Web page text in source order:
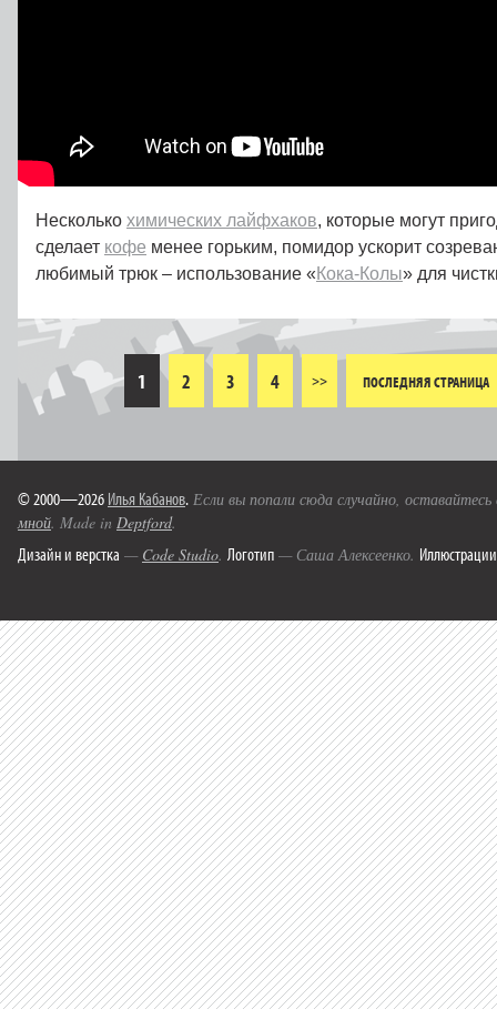
Несколько химических лайфхаков, которые могут
сделает кофе менее горьким, помидор ускорит
любимый трюк – использование « Кока-Колы» для
1 2 3 4 >> ПОСЛЕДНЯЯ СТРАНИЦА
© 2000—2026 Илья Кабанов. Если вы попали сюда случайно,
мной. Made in Deptford.
Дизайн и верстка — Code Studio. Логотип — Саша Алексеенко. Иллюстрации